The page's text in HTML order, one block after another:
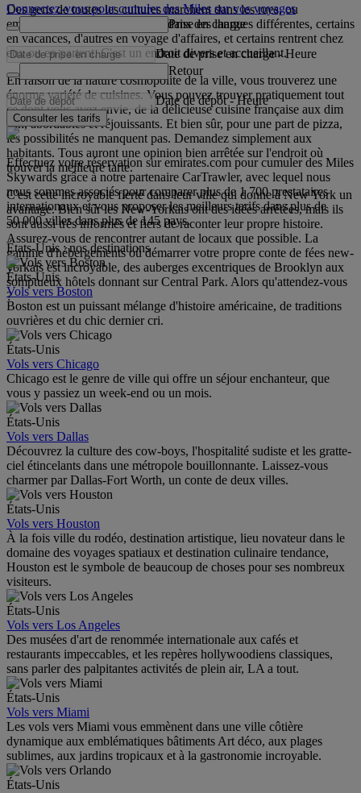
Des gens de toutes les cultures marchent dans les rues, ou
empruntent le métro, bavardent dans des langues différentes, certains
en vacances, d'autres en voyage d'affaires, et certains rentrent chez
eux ou en partent. C'est un endroit divers et accueillant.
En raison de la nature cosmopolite de la ville, vous trouverez une
énorme variété de cuisines. Vous pouvez trouver pratiquement tout
ce dont vous avez envie, de la délicieuse cuisine française aux dim
sun, abordables et réjouissants. Et bien sûr, pour une part de pizza,
les possibilités ne manquent pas. Demandez simplement aux
habitants. Tous auront une opinion bien arrêtée sur l'endroit où
trouver la meilleure tarte.
C'est cette incroyable fierté dans leur ville qui donne à New York un
avantage. Bien sûr les New-Yorkais ont des idées arrêtées, mais ils
sont aussi très informés et fiers de raconter leur propre histoire.
Assurez-vous de rencontrer autant de locaux que possible. La
gamme d'hébergements où démarrer votre propre conte de fées new-
yorkais est incroyable, des auberges excentriques de Brooklyn aux
somptueux hôtels donnant sur Central Park. Alors qu'attendez-vous
?
Connectez-vous pour cumuler des Miles sur vos voyages
Prise en charge
Date de prise en charge - Heure
Retour
Date de dépôt - Heure
Consulter les tarifs
Effectuez votre réservation sur emirates.com pour cumuler des Miles
Skywards grâce à notre partenaire CarTrawler, avec lequel nous
nous sommes associés pour comparer plus de 1 700 prestataires
internationaux et vous proposer les meilleurs tarifs dans plus de
50 000 villes dans plus de 145 pays.
États-Unis : nos destinations
États-Unis
Vols vers Boston
Boston est un puissant mélange d'histoire américaine, de traditions
ouvrières et du chic dernier cri.
États-Unis
Vols vers Chicago
Chicago est le genre de ville qui offre un séjour enchanteur, que
vous y passiez un week-end ou un mois.
États-Unis
Vols vers Dallas
Découvrez la culture des cow-boys, l'hospitalité sudiste et les gratte-
ciel étincelants dans une métropole bouillonnante. Laissez-vous
charmer par Dallas-Fort Worth, un conte de deux villes.
États-Unis
Vols vers Houston
À la fois ville du rodéo, destination artistique, lieu novateur dans le
domaine des voyages spatiaux et destination culinaire tendance,
Houston est le symbole de beaucoup de choses pour ses nombreux
visiteurs.
États-Unis
Vols vers Los Angeles
Des musées d'art de renommée internationale aux cafés et
restaurants impeccables, et les repères hollywoodiens classiques,
sans parler des palpitantes activités de plein air, LA a tout.
États-Unis
Vols vers Miami
Les vols vers Miami vous emmènent dans une ville côtière
dynamique aux emblématiques bâtiments Art déco, aux plages
sublimes, aux jardins tropicaux et à la gastronomie incroyable.
États-Unis